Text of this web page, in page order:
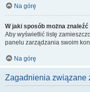
Na górę
W jaki sposób można
Aby wyświetlić listę
panelu zarządzania swoim
Na górę
Zagadnienia związane